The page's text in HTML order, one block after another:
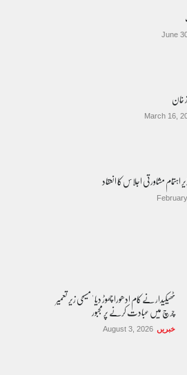
June
خان
March 16,
مشاورتی اجلاس کا انعقاد
ٹھیکیدار نے کام ادھورا چھوڑ دیا ' مسیحی زیر تعمیر
چرچ میں عبادت کرنے پر مجبور
خبریں August 3, 2026